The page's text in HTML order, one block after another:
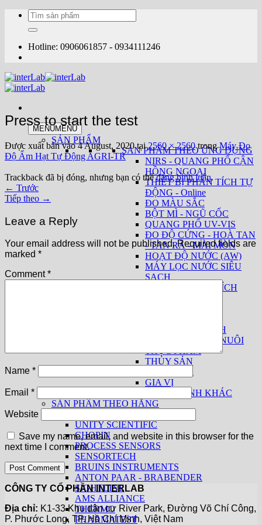
dung
Tìm
kiếm:
Hotline: 0906061857 - 0934111246
MENUMENU
SẢN PHẨM
SẢN PHẨM THEO ỨNG DỤNG
NIRS - QUANG PHỔ CẬN
HỒNG NGOẠI
THIẾT BỊ PHÂN TÍCH TỰ
ĐỘNG - Online
ĐO MÀU SẮC
BỘT MÌ - NGŨ CỐC
QUANG PHỔ UV-VIS
ĐO ĐỘ CỨNG - HOÀ TAN
- TAN RÃ - MÀI MÒN
HOẠT ĐỘ NƯỚC (AW)
MÁY LỌC NƯỚC SIÊU
SẠCH
THIẾT BỊ PHÂN TÍCH
THIẾT BỊ THEO NGÀNH
THỨC ĂN CHĂN NUÔI
THỰC PHẨM
THỦY SẢN
GIA VỊ
CÁC NGÀNH KHÁC
SẢN PHẨM THEO HÃNG
UNITY SCIENTIFIC
CHOPIN
PROCESS SENSORS
SENSORTECH
BRUINS INSTRUMENTS
ANTON PAAR - BRABENDER
SIGHTLINE
AMS ALLIANCE
THERMO
PHARMATEST
Press to start the test
Được xuất bản vào4 August, 2020tại2560 × 2560trongMáy Đo
Độ Ẩm Hạt Tự Động AGRI-TR
Trackback đã bị đóng, nhưng bạn có thểđăng bình luận.
← Trước
Tiếp theo →
Leave a Reply
Your email address will not be published. Required fields are
marked *
Comment*
Name *
Email *
Website
Save my name, email, and website in this browser for the
next time I comment.
CÔNG TY CỔ PHẦN INTERLAB
Địa chỉ: K1-33 Khu dân cư River Park, Đường Võ Chí Công,
P. Phước Long, TP. Hồ Chí Minh, Việt Nam